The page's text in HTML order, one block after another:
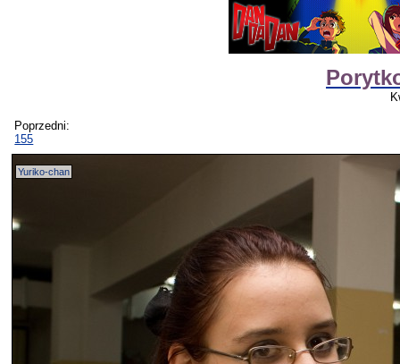
Poprzedni:
155
Yuriko-chan